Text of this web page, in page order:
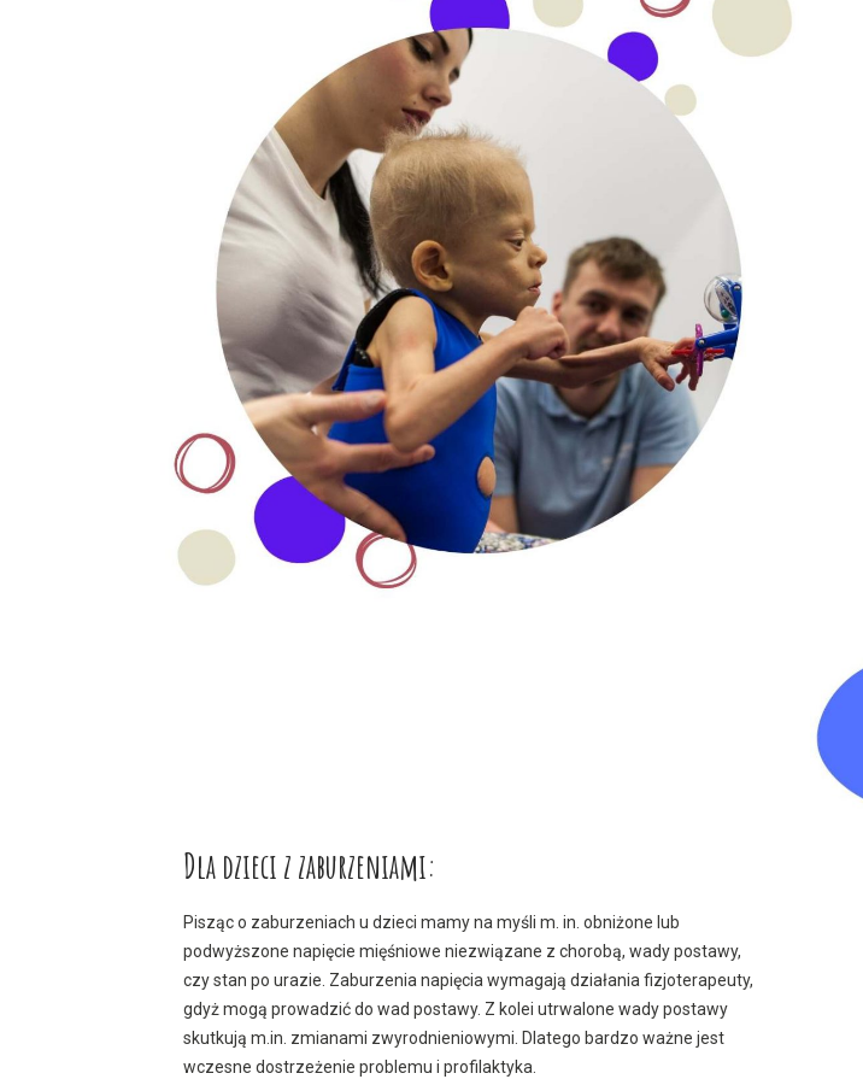
Dla dzieci z zaburzeniami:
Pisząc o zaburzeniach u dzieci mamy na myśli m. in. obniżone lub
podwyższone napięcie mięśniowe niezwiązane z chorobą, wady postawy,
czy stan po urazie. Zaburzenia napięcia wymagają działania fizjoterapeuty,
gdyż mogą prowadzić do wad postawy. Z kolei utrwalone wady postawy
skutkują m.in. zmianami zwyrodnieniowymi. Dlatego bardzo ważne jest
wczesne dostrzeżenie problemu i profilaktyka.